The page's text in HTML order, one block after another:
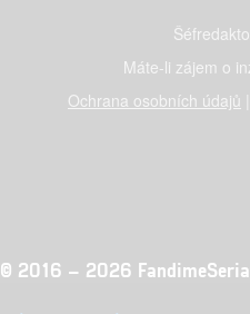
Máte-li zájem o
Ochrana osobních údajů
© 2016 – 2026